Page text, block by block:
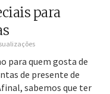
para
para quem gosta de
de presente de
sabemos que ter